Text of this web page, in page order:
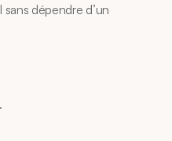
dépendre d’un